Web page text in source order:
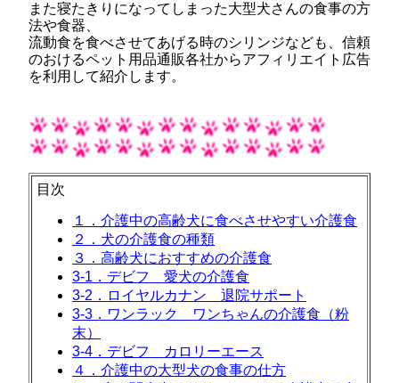
また寝たきりになってしまった大型犬さんの食事の方
法や食器、
流動食を食べさせてあげる時のシリンジなども、信頼
のおけるペット用品通販各社からアフィリエイト広告
を利用して紹介します。
目次
１．介護中の高齢犬に食べさせやすい介護食
２．犬の介護食の種類
３．高齢犬におすすめの介護食
3-1．デビフ 愛犬の介護食
3-2．ロイヤルカナン 退院サポート
3-3．ワンラック ワンちゃんの介護食（粉
末）
3-4．デビフ カロリーエース
４．介護中の大型犬の食事の仕方